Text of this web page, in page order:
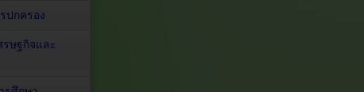
ปกครอง
รษฐกิจและ